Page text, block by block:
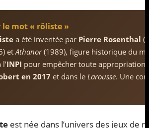
le mot « rôliste »
a été inventée par Pierre Rosenthal
etAthanor(1989), figure historique du
INPI pour empêcher toute appropriation
en 2017 et dans le Larousse. Une
est née dans l’univers des jeux de